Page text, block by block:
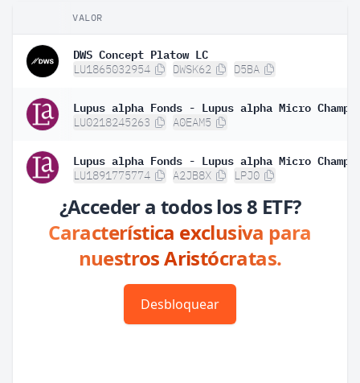
VALOR
DWS Concept Platow LC
LU1865032954 DWSK62 D5BA
LU0218245263 A0EAM5
LU1891775774 A2JB8X LPJ0
¿Acceder a todos los 8 ETF?
Característica exclusiva para
nuestros Aristócratas.
Desbloquear